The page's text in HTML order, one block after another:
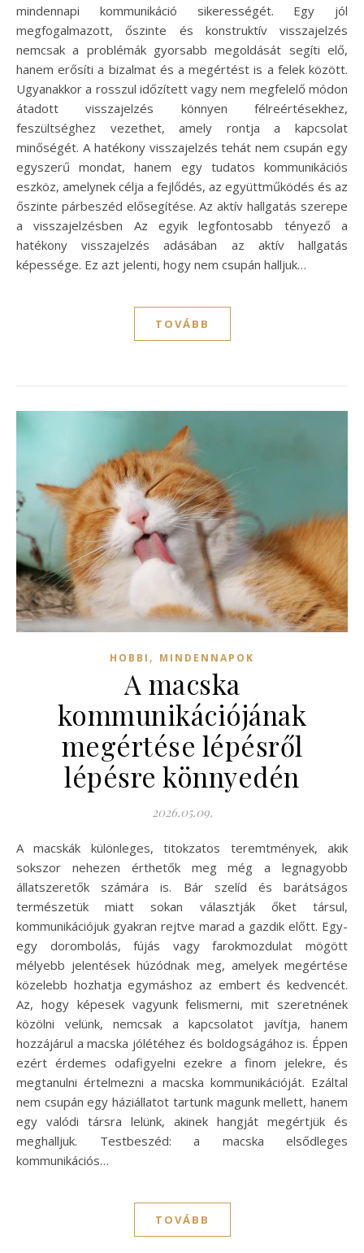
mindennapi kommunikáció sikerességét. Egy jól
megfogalmazott, őszinte és konstruktív visszajelzés
nemcsak a problémák gyorsabb megoldását segíti elő,
hanem erősíti a bizalmat és a megértést is a felek között.
Ugyanakkor a rosszul időzített vagy nem megfelelő módon
átadott visszajelzés könnyen félreértésekhez,
feszültséghez vezethet, amely rontja a kapcsolat
minőségét. A hatékony visszajelzés tehát nem csupán egy
egyszerű mondat, hanem egy tudatos kommunikációs
eszköz, amelynek célja a fejlődés, az együttműködés és az
őszinte párbeszéd elősegítése. Az aktív hallgatás szerepe
a visszajelzésben Az egyik legfontosabb tényező a
hatékony visszajelzés adásában az aktív hallgatás
képessége. Ez azt jelenti, hogy nem csupán halljuk…
TOVÁBB
HOBBI , MINDENNAPOK
A macska
kommunikációjának
megértése lépésről
lépésre könnyedén
2026.05.09.
A macskák különleges, titokzatos teremtmények, akik
sokszor nehezen érthetők meg még a legnagyobb
állatszeretők számára is. Bár szelíd és barátságos
természetük miatt sokan választják őket társul,
kommunikációjuk gyakran rejtve marad a gazdik előtt. Egy-
egy dorombolás, fújás vagy farokmozdulat mögött
mélyebb jelentések húzódnak meg, amelyek megértése
közelebb hozhatja egymáshoz az embert és kedvencét.
Az, hogy képesek vagyunk felismerni, mit szeretnének
közölni velünk, nemcsak a kapcsolatot javítja, hanem
hozzájárul a macska jólétéhez és boldogságához is. Éppen
ezért érdemes odafigyelni ezekre a finom jelekre, és
megtanulni értelmezni a macska kommunikációját. Ezáltal
nem csupán egy háziállatot tartunk magunk mellett, hanem
egy valódi társra lelünk, akinek hangját megértjük és
meghalljuk. Testbeszéd: a macska elsődleges
kommunikációs…
TOVÁBB